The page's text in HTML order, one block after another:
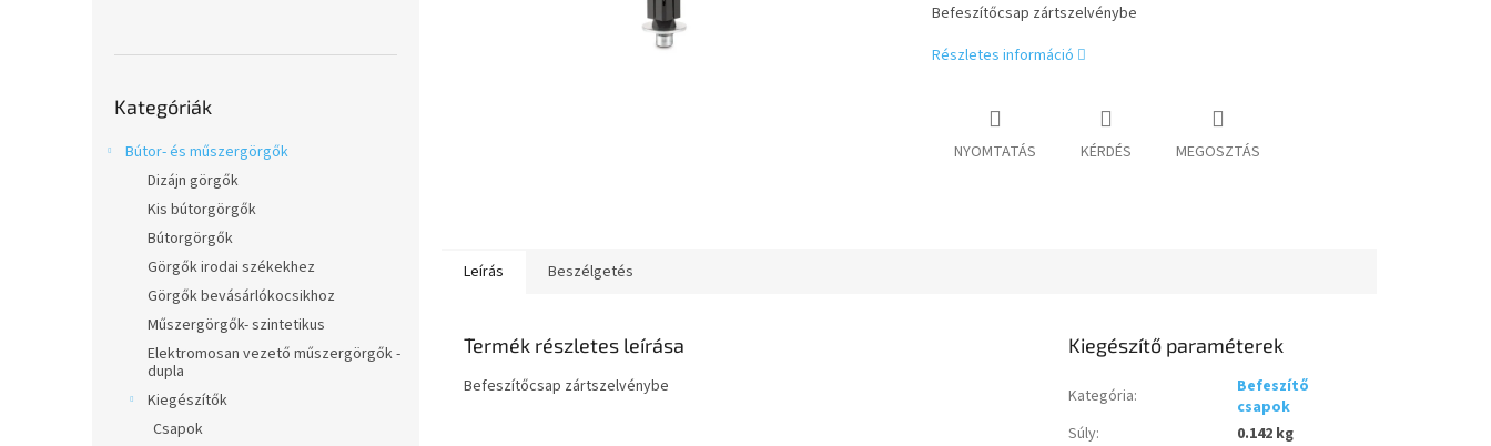
átugrása
Kategóriák
Bútor- és műszergörgők
Dizájn görgők
Kis bútorgörgők
Bútorgörgők
Görgők irodai székekhez
Görgők bevásárlókocsikhoz
Műszergörgők- szintetikus
Elektromosan vezető műszergörgők -
dupla
Kiegészítők
Csapok
Befeszítőcsap zártszelvénybe
Részletes információ
NYOMTATÁS KÉRDÉS MEGOSZTÁS
Leírás Beszélgetés
Termék részletes leírása
Befeszítőcsap zártszelvénybe
Kiegészítő paraméterek
Kategória:
Befeszítő
csapok
Súly:
0.142 kg